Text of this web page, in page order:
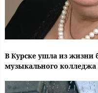
В Курске ушла из
музыкального